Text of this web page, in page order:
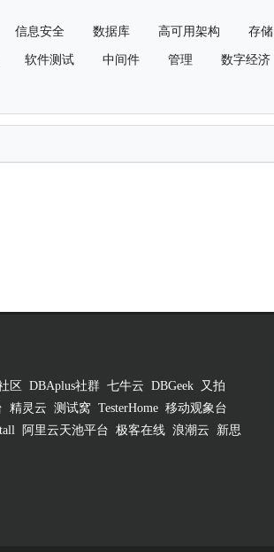
信息安全 数据库 高可用架构 存储
软件测试 中间件 管理 数字经济
区 DBAplus社群 七牛云 DBGeek
又拍
精灵云 测试窝 TesterHome 移动观象台
阿里云天池平台 极客在线 浪潮云
新思